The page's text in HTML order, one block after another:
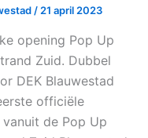
/ 21 april 2023
opening Pop Up
Zuid. Dubbel
DEK Blauwestad
officiële
de Pop Up